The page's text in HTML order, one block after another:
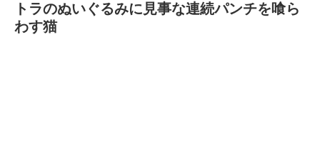
トラのぬいぐるみに見事な連続パンチを喰ら
わす猫